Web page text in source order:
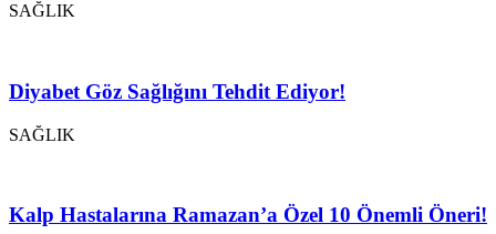
SAĞLIK
Diyabet Göz Sağlığını Tehdit Ediyor!
SAĞLIK
Kalp Hastalarına Ramazan’a Özel 10 Önemli Öneri!